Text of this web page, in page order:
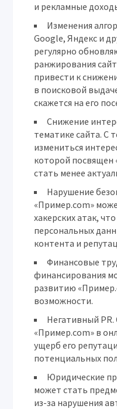
и рекламные
Изменения
Google, Яндекс и
регулярно
ранжирования
привести к
в поисковой
скажется на его
Снижение
тематике сайта. С
измениться
которой посвящен
стать менее
Нарушение
«Пример.com»
хакерских атак,
персональных
контента и
Финансовые
финансирования
развитию
возможности.
Негативный PR.
«Пример.com» в
ущерб его
потенциальных
Юридические
может стать
из-за нарушения